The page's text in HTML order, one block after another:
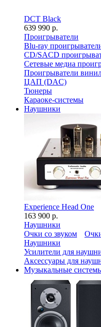
DCT Black
639 990 р.
Проигрыватели
Blu-ray
CD/SACD
Сетевые медиа
Проигрыватели
ЦАП (DAC)
Тюнеры
Караоке-системы
Наушники
Experience Head One
163 900 р.
Наушники
Очки со звуком
Наушники
Усилители для
Аксессуары для
Музыкальные